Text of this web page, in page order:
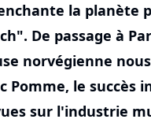
la planète
De passage à
norvégienne
Pomme, le succès
sur l'industrie